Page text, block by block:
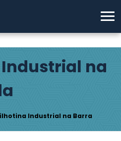
na
Industrial na Barra